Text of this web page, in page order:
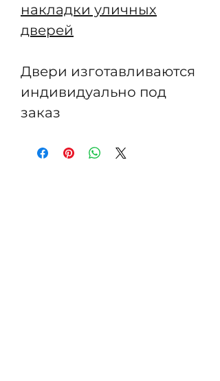
накладки уличных
дверей
Двери изготавливаются
индивидуально под
заказ